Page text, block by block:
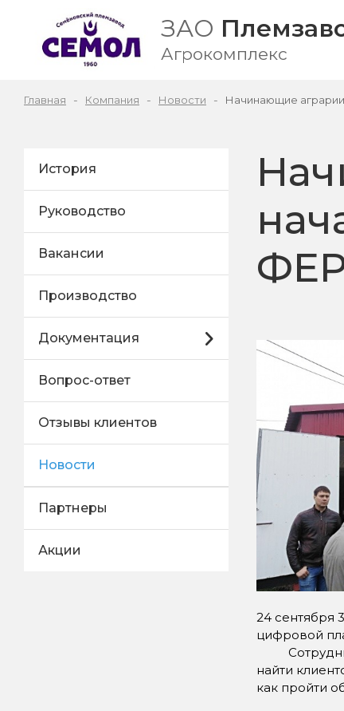
ЗАО
Агрокомплекс
Главная Компания Новости Начинающие
История
Руководство
Вакансии
Производство
Документация
Вопрос-ответ
Отзывы клиентов
Новости
Партнеры
Акции
24 сентября
цифровой
найти
как пройти